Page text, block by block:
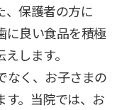
、保護者の方に
に良い食品を積極
します。
なく、お子さまの
す。当院では、お